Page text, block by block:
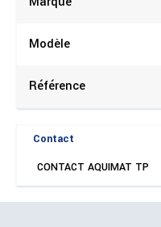
Modèle
Référence
Contact
CONTACT AQUIMAT TP